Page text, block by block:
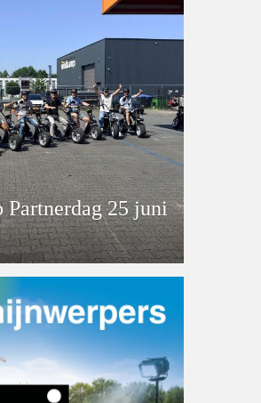
Partnerdag 25 juni